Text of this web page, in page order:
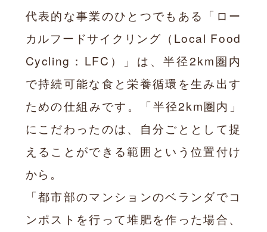
代表的な事業のひとつでもある「ロー
カルフードサイクリング（Local Food
Cycling：LFC）」は、半径2km圏内
で持続可能な食と栄養循環を生み出す
ための仕組みです。「半径2km圏内」
にこだわったのは、自分ごととして捉
えることができる範囲という位置付け
から。
「都市部のマンションのベランダでコ
ンポストを行って堆肥を作った場合、